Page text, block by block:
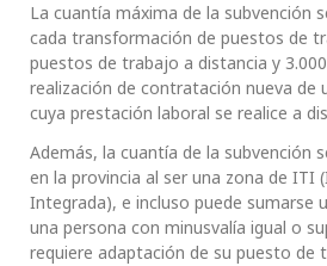
La cuantía máxima de la subvención
cada transformación de puestos de
puestos de trabajo a distancia y
realización de contratación nueva de
cuya prestación laboral se realice a
Además, la cuantía de la subvención
en la provincia al ser una zona de ITI
Integrada), e incluso puede sumarse
una persona con minusvalía igual o
requiere adaptación de su puesto de